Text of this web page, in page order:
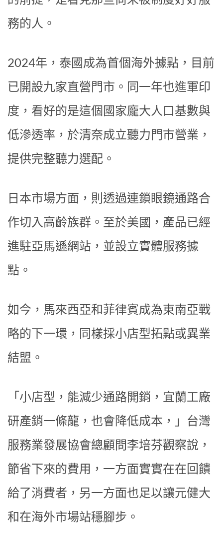
務的人。
2024年，泰國成為首個海外據點，目前
已開設九家直營門市。同一年也進軍印
度，看好的是這個國家龐大人口基數與
低滲透率，於清奈成立聽力門市營業，
提供完整聽力選配。
日本市場方面，則透過連鎖眼鏡通路合
作切入高齡族群。至於美國，產品已經
進駐亞馬遜網站，並設立實體服務據
點。
如今，馬來西亞和菲律賓成為東南亞戰
略的下一環，同樣採小店型拓點或異業
結盟。
「小店型，能減少通路開銷，宜蘭工廠
研產銷一條龍，也會降低成本，」台灣
服務業發展協會總顧問李培芬觀察說，
節省下來的費用，一方面實實在在回饋
給了消費者，另一方面也足以讓元健大
和在海外市場站穩腳步。